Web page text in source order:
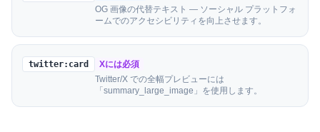
OG 画像の代替テキスト — ソーシャル プラットフォ
ームでのアクセシビリティを向上させます。
twitter:card
Xには必須
Twitter/X での全幅プレビューには
「summary_large_image」を使用します。